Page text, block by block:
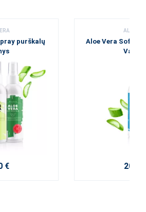
purškalų
€
ALOE
Aloe Vera Soft
20,70